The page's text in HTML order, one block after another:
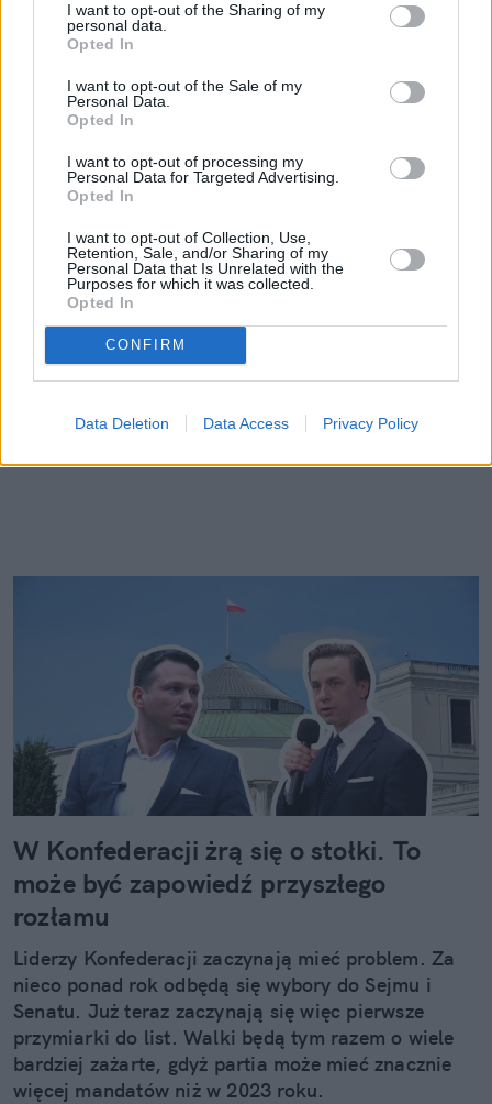
I want to opt-out of the Sharing of my
personal data.
Opted In
I want to opt-out of the Sale of my
Personal Data.
Opted In
I want to opt-out of processing my
Personal Data for Targeted Advertising.
Opted In
I want to opt-out of Collection, Use,
Retention, Sale, and/or Sharing of my
Personal Data that Is Unrelated with the
Purposes for which it was collected.
Opted In
CONFIRM
Data Deletion Data Access Privacy Policy
W Konfederacji żrą się o stołki. To
może być zapowiedź przyszłego
rozłamu
Liderzy Konfederacji zaczynają mieć problem. Za
nieco ponad rok odbędą się wybory do Sejmu i
Senatu. Już teraz zaczynają się więc pierwsze
przymiarki do list. Walki będą tym razem o wiele
bardziej zażarte, gdyż partia może mieć znacznie
więcej mandatów niż w 2023 roku.